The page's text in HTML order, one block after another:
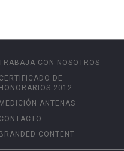
CON NOSOTROS
CERTIFICADO DE
HONORARIOS 2012
MEDICIÓN ANTENAS
CONTACTO
BRANDED CONTENT